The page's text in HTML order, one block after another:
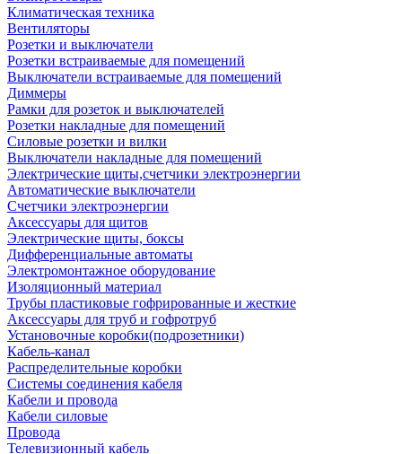
Климатическая техника
Вентиляторы
Розетки и выключатели
Розетки встраиваемые для помещений
Выключатели встраиваемые для помещений
Диммеры
Рамки для розеток и выключателей
Розетки накладные для помещений
Силовые розетки и вилки
Выключатели накладные для помещений
Электрические щиты,счетчики электроэнергии
Автоматические выключатели
Счетчики электроэнергии
Аксессуары для щитов
Электрические щиты, боксы
Дифференциальные автоматы
Электромонтажное оборудование
Изоляционный материал
Трубы пластиковые гофрированные и жесткие
Аксессуары для труб и гофротруб
Установочные коробки(подрозетники)
Кабель-канал
Распределительные коробки
Системы соединения кабеля
Кабели и провода
Кабели силовые
Провода
Телевизионный кабель